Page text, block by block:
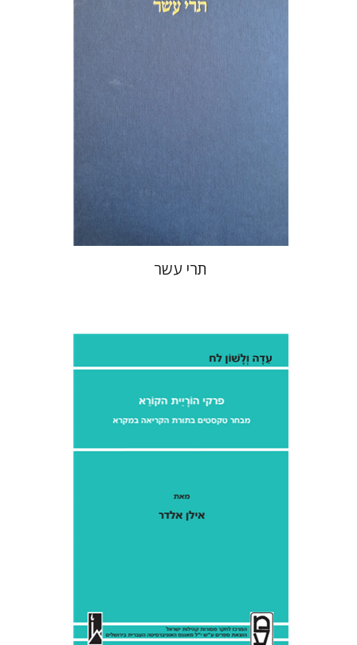
הנחת אתר ספר מודפס
תרי עשר